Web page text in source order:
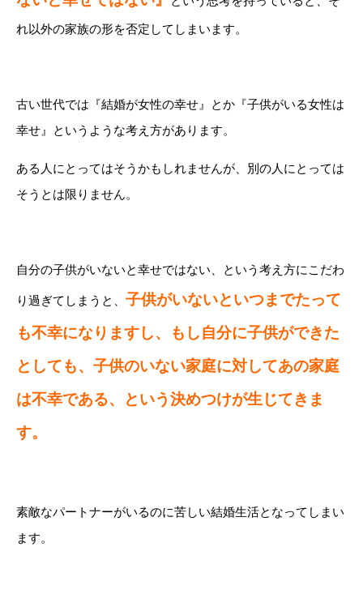
れ以外の家族の形を否定してしまいます。
古い世代では『結婚が女性の幸せ』とか『子供がいる女性は
幸せ』というような考え方があります。
ある人にとってはそうかもしれませんが、別の人にとっては
そうとは限りません。
自分の子供がいないと幸せではない、という考え方にこだわ
り過ぎてしまうと、 子供がいないといつまでたって
も不幸になりますし、もし自分に子供ができた
としても、子供のいない家庭に対してあの家庭
は不幸である、という決めつけが生じてきま
す。
素敵なパートナーがいるのに苦しい結婚生活となってしまい
ます。